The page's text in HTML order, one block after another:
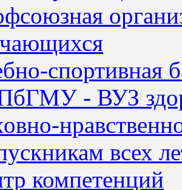
спортивная
- ВУЗ
всех
компетенций